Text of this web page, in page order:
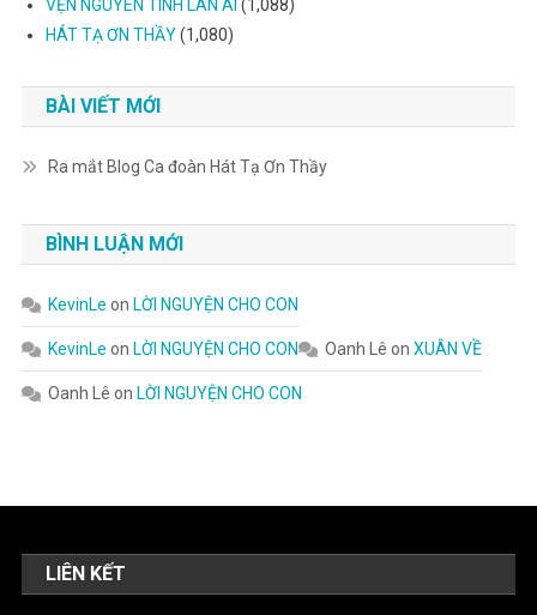
VẸN NGUYÊN TÌNH LÂN ÁI (1,088)
HÁT TẠ ƠN THẦY(1,080)
BÀI VIẾT MỚI
Ra mắt Blog Ca đoàn Hát Tạ Ơn Thầy
BÌNH LUẬN MỚI
KevinLe on LỜI NGUYỆN CHO CON
KevinLe on LỜI NGUYỆN CHO CON Oanh Lê on XUÂN VỀ
Oanh Lê on LỜI NGUYỆN CHO CON
LIÊN KẾT